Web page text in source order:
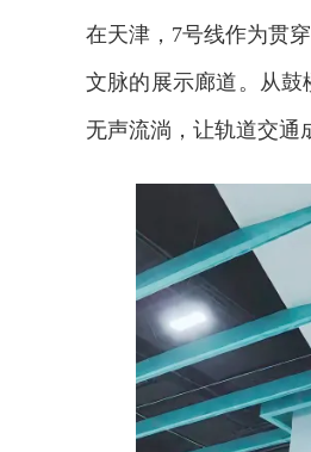
在天津，7号线作为贯
文脉的展示廊道。从鼓
无声流淌，让轨道交通